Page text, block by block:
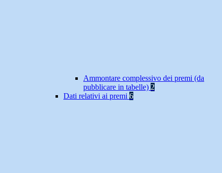
Ammontare complessivo dei premi (da
pubblicare in tabelle) 2
Dati relativi ai premi 6